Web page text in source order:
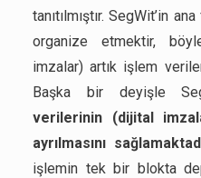
tanıtılmıştır. SegWit’in
organize etmektir,
imzalar) artık işlem
Başka bir deyişle
verilerinin (dijital
ayrılmasını
işlemin tek bir blokta